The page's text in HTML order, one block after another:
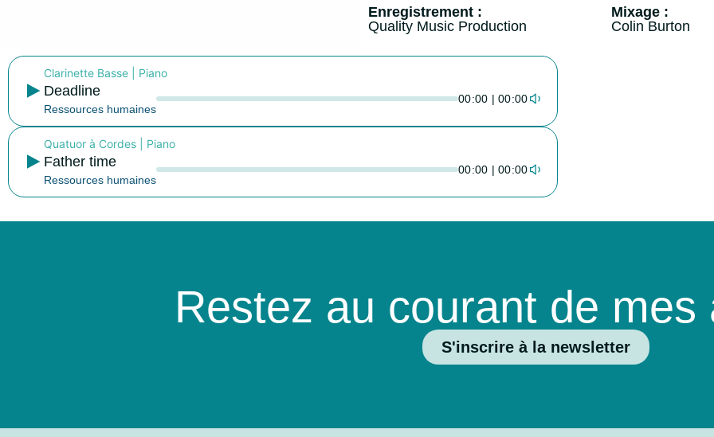
Enregistrement :
Quality Music Production
Mixage :
Colin Burton
Clarinette Basse Piano
Deadline
Ressources humaines
00:00 | 00:00
Quatuor à Cordes Piano
Father time
Ressources humaines
00:00 | 00:00
Restez au courant de mes
S'inscrire à la newsletter